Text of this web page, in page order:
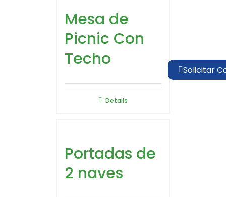
Mesa de
Picnic Con
Techo
Details
Portadas de
2 naves
Solicitar